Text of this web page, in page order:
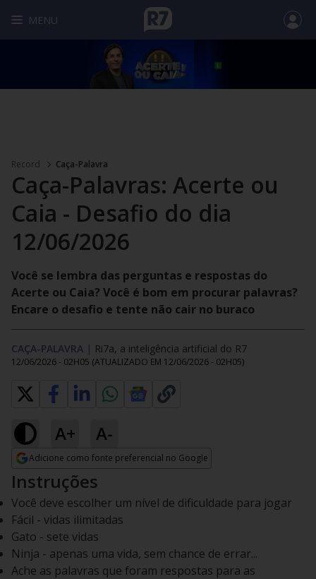
MENU
Record Caça-Palavra
Caça-Palavras: Acerte ou
Caia - Desafio do dia
12/06/2026
Você se lembra das perguntas e respostas do
Acerte ou Caia? Você é bom em procurar palavras?
Encare o desafio e tente não cair no buraco
CAÇA-PALAVRA | Ri7a, a inteligência artificial do R7
12/06/2026 - 02H05 (ATUALIZADO EM 12/06/2026 - 02H05)
A+ A-
Adicione como fonte preferencial no Google
Opens in new window
Instruções
Você deve escolher um nível de dificuldade para jogar
Fácil - vidas ilimitadas
Gato - sete vidas
Ninja - apenas uma vida, sem chance de errar...
Ache as palavras que foram respostas para as